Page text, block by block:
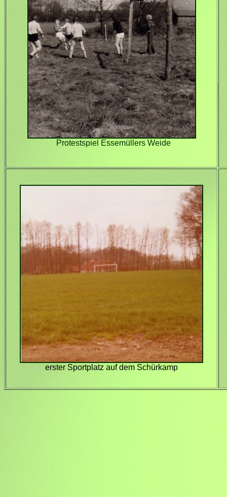
Protestspiel Essemüllers Weide
erster Sportplatz auf dem Schürkamp